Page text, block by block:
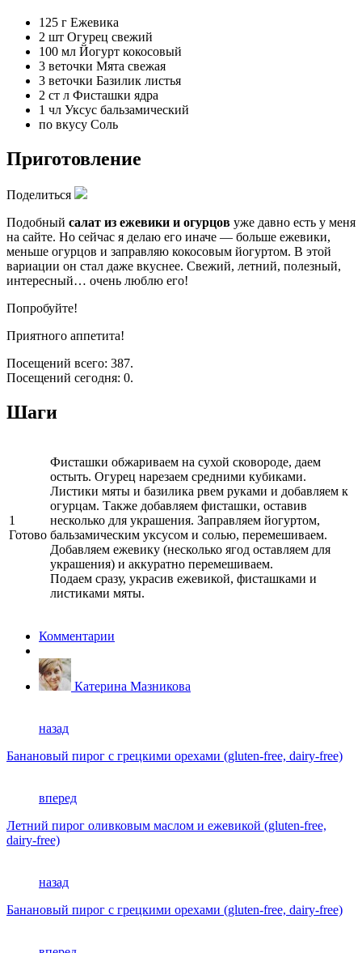
125 г Ежевика
2 шт Огурец свежий
100 мл Йогурт кокосовый
3 веточки Мята свежая
3 веточки Базилик листья
2 ст л Фисташки ядра
1 чл Уксус бальзамический
по вкусу Соль
Приготовление
Поделиться
Подобный салат из ежевики и огурцов уже давно есть у меня
на сайте. Но сейчас я делаю его иначе — больше ежевики,
меньше огурцов и заправляю кокосовым йогуртом. В этой
вариации он стал даже вкуснее. Свежий, летний, полезный,
интересный… очень люблю его!
Попробуйте!
Приятного аппетита!
Посещений всего: 387.
Посещений сегодня: 0.
Шаги
1
Готово
Фисташки обжариваем на сухой сковороде, даем
остыть. Огурец нарезаем средними кубиками.
Листики мяты и базилика рвем руками и добавляем к
огурцам. Также добавляем фисташки, оставив
несколько для украшения. Заправляем йогуртом,
бальзамическим уксусом и солью, перемешиваем.
Добавляем ежевику (несколько ягод оставляем для
украшения) и аккуратно перемешиваем.
Подаем сразу, украсив ежевикой, фисташками и
листиками мяты.
Комментарии
Катерина Мазникова
назад
Банановый пирог с грецкими орехами (gluten-free, dairy-free)
вперед
Летний пирог оливковым маслом и ежевикой (gluten-free,
dairy-free)
назад
Банановый пирог с грецкими орехами (gluten-free, dairy-free)